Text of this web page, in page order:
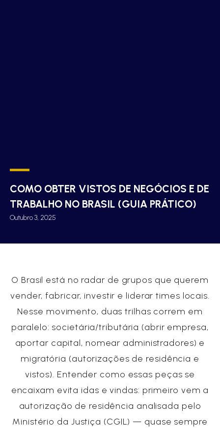
COMO OBTER VISTOS DE NEGÓCIOS E DE
TRABALHO NO BRASIL (GUIA PRÁTICO)
Outubro 3, 2025
O Brasil está no radar de grupos que querem
vender, fabricar, investir e liderar times locais.
Nesse movimento, duas trilhas correm em
paralelo: societária/tributária (abrir empresa,
aportar capital, nomear administradores) e
migratória (autorizações de residência e
vistos). Entender como essas peças se
encaixam evita idas e vindas: primeiro vem a
autorização de residência analisada pelo
Ministério da Justiça (CGIL) — quase sempre